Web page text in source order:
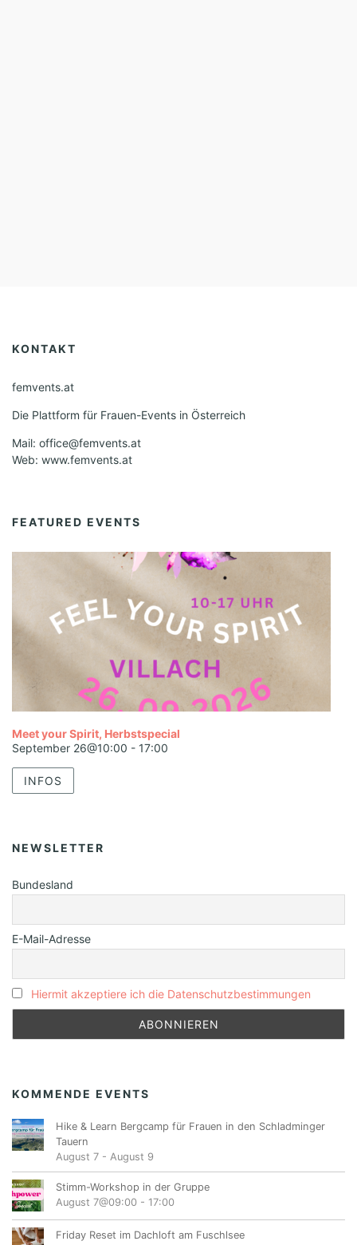
KONTAKT
femvents.at
Die Plattform für Frauen-Events in Österreich
Mail: office@femvents.at
Web: www.femvents.at
FEATURED EVENTS
Meet your Spirit, Herbstspecial
September 26@10:00 - 17:00
INFOS
NEWSLETTER
Bundesland
E-Mail-Adresse
Hiermit akzeptiere ich die Datenschutzbestimmungen
KOMMENDE EVENTS
Hike & Learn Bergcamp für Frauen in den Schladminger
Tauern
August 7 - August 9
Stimm-Workshop in der Gruppe
August 7@09:00 - 17:00
Friday Reset im Dachloft am Fuschlsee